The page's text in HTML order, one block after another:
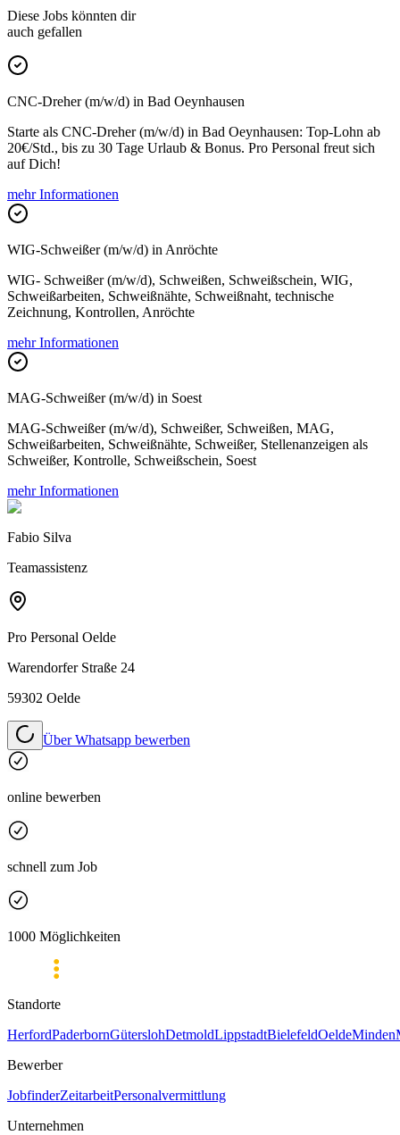
Diese Jobs könnten dir
auch gefallen
CNC-Dreher (m/w/d) in Bad Oeynhausen
Starte als CNC-Dreher (m/w/d) in Bad Oeynhausen: Top-Lohn ab
20€/Std., bis zu 30 Tage Urlaub & Bonus. Pro Personal freut sich
auf Dich!
mehr Informationen
WIG-Schweißer (m/w/d) in Anröchte
WIG- Schweißer (m/w/d), Schweißen, Schweißschein, WIG,
Schweißarbeiten, Schweißnähte, Schweißnaht, technische
Zeichnung, Kontrollen, Anröchte
mehr Informationen
MAG-Schweißer (m/w/d) in Soest
MAG-Schweißer (m/w/d), Schweißer, Schweißen, MAG,
Schweißarbeiten, Schweißnähte, Schweißer, Stellenanzeigen als
Schweißer, Kontrolle, Schweißschein, Soest
mehr Informationen
Fabio Silva
Teamassistenz
Pro Personal Oelde
Warendorfer Straße 24
59302 Oelde
Über Whatsapp bewerben
online bewerben
schnell zum Job
1000 Möglichkeiten
Standorte
HerfordPaderbornGüterslohDetmoldLippstadtBielefeldOeldeMinden
Bewerber
JobfinderZeitarbeitPersonalvermittlung
Unternehmen